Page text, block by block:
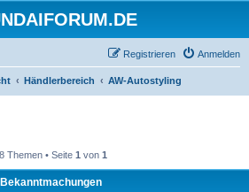
Anmelden
Registrieren
Händlerbereich AW-Autostyling
Themen • Seite 1 von 1
Bekanntmachungen